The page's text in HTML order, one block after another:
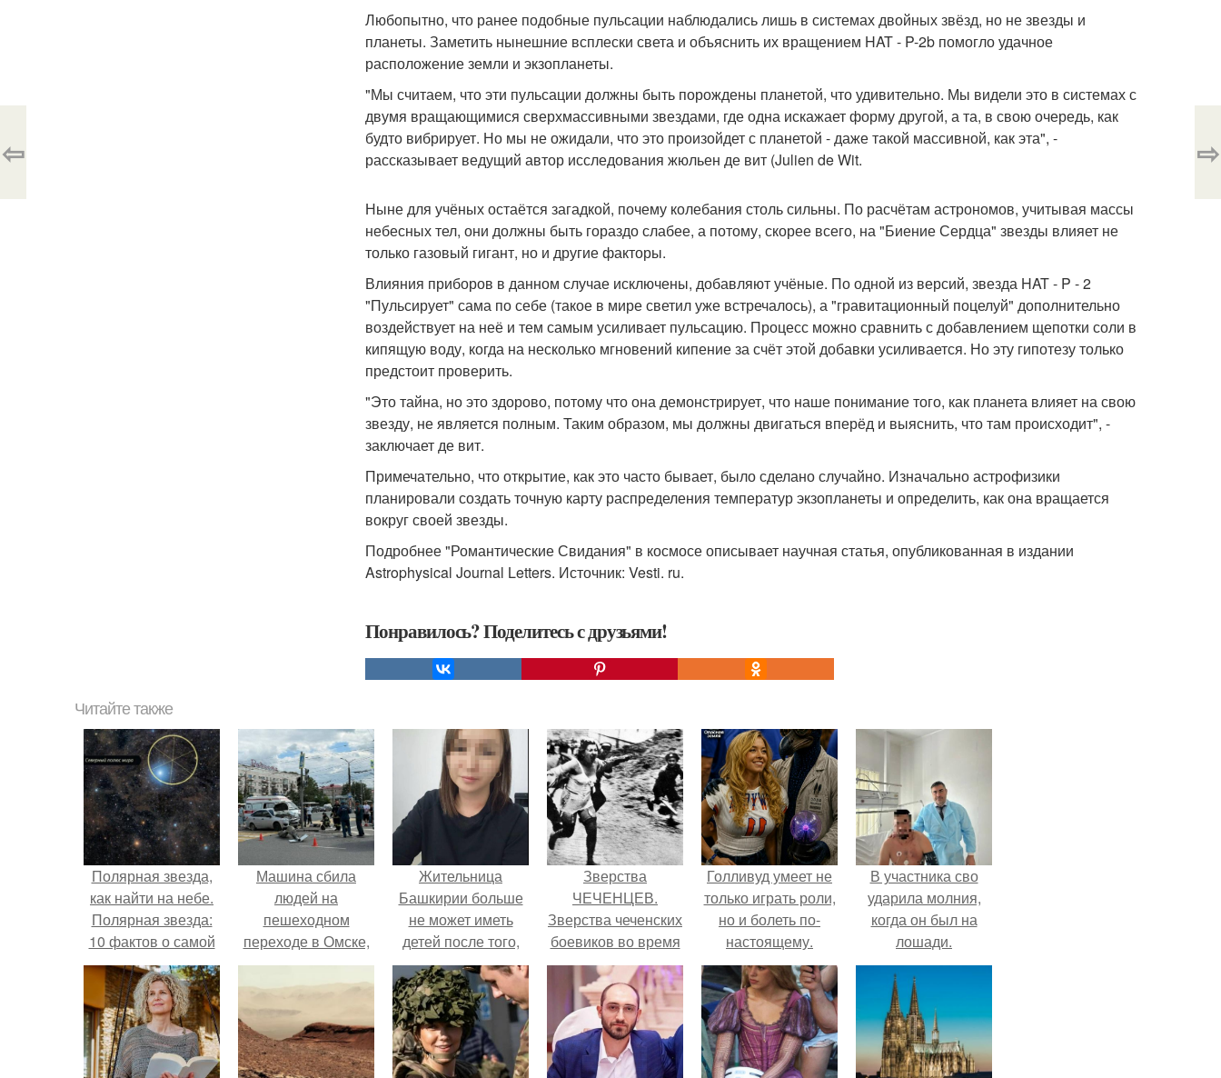
Любопытно, что ранее подобные пульсации наблюдались лишь в системах двойных звёзд, но не звезды и
планеты. Заметить нынешние всплески света и объяснить их вращением HAT - P-2b помогло удачное
расположение земли и экзопланеты.
"Мы считаем, что эти пульсации должны быть порождены планетой, что удивительно. Мы видели это в системах с
двумя вращающимися сверхмассивными звездами, где одна искажает форму другой, а та, в свою очередь, как
будто вибрирует. Но мы не ожидали, что это произойдет с планетой - даже такой массивной, как эта", -
рассказывает ведущий автор исследования жюльен де вит (Julien de Wit.
Ныне для учёных остаётся загадкой, почему колебания столь сильны. По расчётам астрономов, учитывая массы
небесных тел, они должны быть гораздо слабее, а потому, скорее всего, на "Биение Сердца" звезды влияет не
только газовый гигант, но и другие факторы.
Влияния приборов в данном случае исключены, добавляют учёные. По одной из версий, звезда HAT - P - 2
"Пульсирует" сама по себе (такое в мире светил уже встречалось), а "гравитационный поцелуй" дополнительно
воздействует на неё и тем самым усиливает пульсацию. Процесс можно сравнить с добавлением щепотки соли в
кипящую воду, когда на несколько мгновений кипение за счёт этой добавки усиливается. Но эту гипотезу только
предстоит проверить.
"Это тайна, но это здорово, потому что она демонстрирует, что наше понимание того, как планета влияет на свою
звезду, не является полным. Таким образом, мы должны двигаться вперёд и выяснить, что там происходит", -
заключает де вит.
Примечательно, что открытие, как это часто бывает, было сделано случайно. Изначально астрофизики
планировали создать точную карту распределения температур экзопланеты и определить, как она вращается
вокруг своей звезды.
Подробнее "Романтические Свидания" в космосе описывает научная статья, опубликованная в издании
Astrophysical Journal Letters. Источник: Vesti. ru.
Понравилось? Поделитесь с друзьями!
⇦ ⇨
Читайте также
Полярная звезда,
как найти на небе.
Полярная звезда:
10 фактов о самой
известной звезде
ночного неба.
Машина сбила
людей на
пешеходном
переходе в Омске,
пострадали 8
человек.
Жительница
Башкирии больше
не может иметь
детей после того,
как медики сделали
ей аборт на шестом
месяце
беременности и
оставили в матке
плаценту.
Зверства
ЧЕЧЕНЦЕВ.
Зверства чеченских
боевиков во время
первой чеченской.
Голливуд умеет не
только играть роли,
но и болеть по-
настоящему.
В участника сво
ударила молния,
когда он был на
лошади.